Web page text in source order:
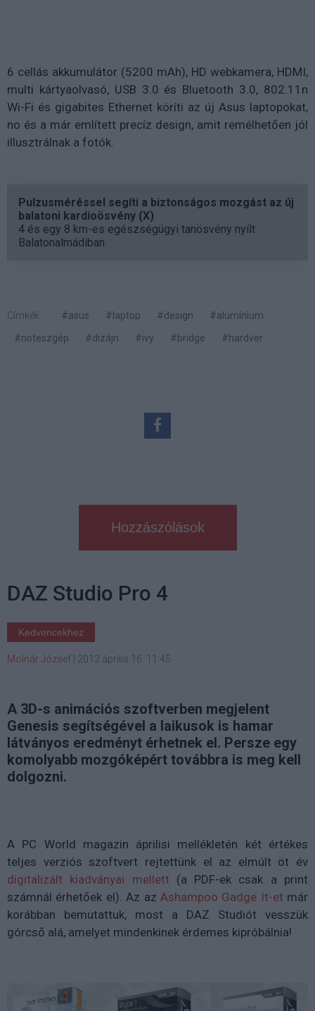
6 cellás akkumulátor (5200 mAh), HD webkamera, HDMI,
multi kártyaolvasó, USB 3.0 és Bluetooth 3.0, 802.11n
Wi-Fi és gigabites Ethernet köríti az új Asus laptopokat,
no és a már említett precíz design, amit remélhetően jól
illusztrálnak a fotók.
Pulzusméréssel segíti a biztonságos mozgást az új
balatoni kardioösvény (X)
4 és egy 8 km-es egészségügyi tanösvény nyílt
Balatonalmádiban.
Címkék: #asus #laptop #design
#alumínium
#noteszgép
#dizájn #ivy #bridge #hardver
Hozzászólások
DAZ Studio Pro 4
Kedvencekhez
Molnár József 2012 április 16. 11:45
A 3D-s animációs szoftverben megjelent
Genesis segítségével a laikusok is hamar
látványos eredményt érhetnek el. Persze egy
komolyabb mozgóképért továbbra is meg kell
dolgozni.
A PC World magazin áprilisi mellékletén két értékes
teljes verziós szoftvert rejtettünk el az elmúlt öt év
digitalizált kiadványai mellett (a PDF-ek csak a print
számnál érhetőek el). Az az Ashampoo Gadge It-et már
korábban bemutattuk, most a DAZ Studiót vesszük
górcső alá, amelyet mindenkinek érdemes kipróbálnia!